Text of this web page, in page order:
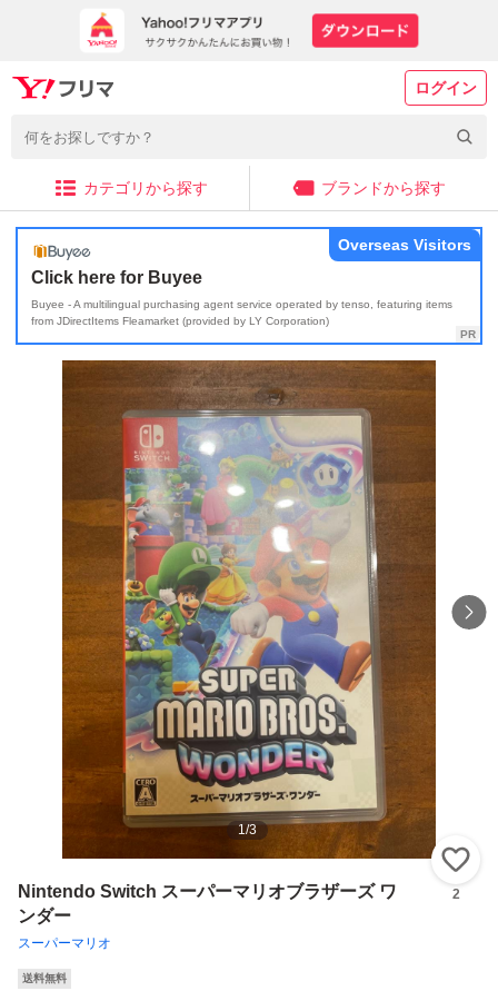
ログイン
カテゴリから探す ブランドから探す
Click here for Buyee
Buyee - A multilingual purchasing agent service operated by tenso, featuring items
from JDirectItems Fleamarket (provided by LY Corporation)
Overseas Visitors
1/3
Nintendo Switch スーパーマリオブラザーズ ワ
ンダー
スーパーマリオ
2
送料無料